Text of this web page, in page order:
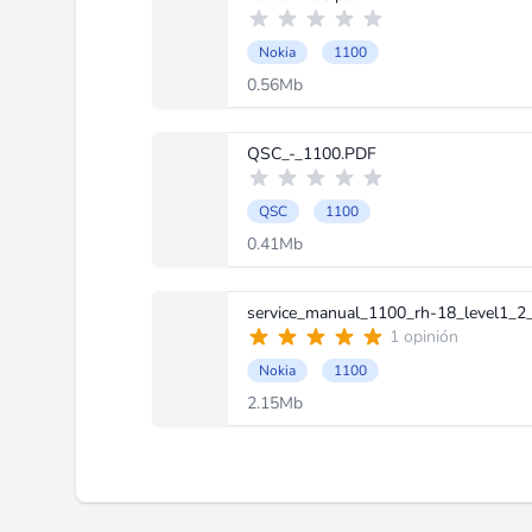
Nokia 1100
0.56Mb
QSC_-_1100.PDF
QSC 1100
0.41Mb
service_manual_1100_rh-
1 opinión
Nokia 1100
2.15Mb